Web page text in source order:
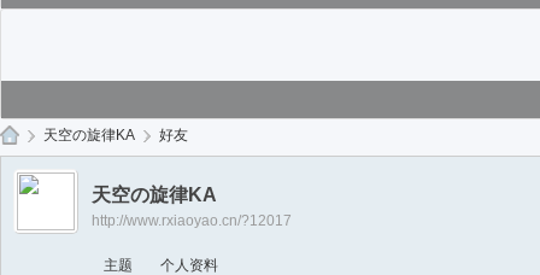
任
遥
› 天空の旋律KA › 好友
天空の旋律KA
http://www.rxiaoyao.cn/?12017
主题 个人资料